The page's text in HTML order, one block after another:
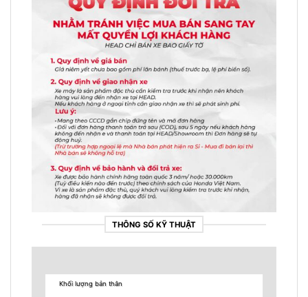
THÔNG SỐ KỸ THUẬT
Khối lượng bản thân